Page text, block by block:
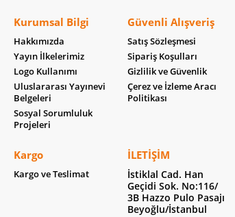
Kurumsal Bilgi
Hakkımızda
Yayın İlkelerimiz
Logo Kullanımı
Uluslararası Yayınevi
Belgeleri
Sosyal Sorumluluk
Projeleri
Güvenli Alışveriş
Satış Sözleşmesi
Sipariş Koşulları
Gizlilik ve Güvenlik
Çerez ve İzleme Aracı
Politikası
Kargo
Kargo ve Teslimat
İLETIŞIM
İstiklal Cad. Han
Geçidi Sok. No:116/
3B Hazzo Pulo Pasajı
Beyoğlu/İstanbul